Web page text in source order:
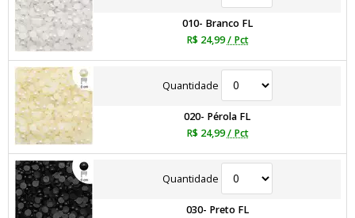
010- Branco FL
R$ 24,99 / Pct
Quantidade
020- Pérola FL
R$ 24,99 / Pct
Quantidade
030- Preto FL